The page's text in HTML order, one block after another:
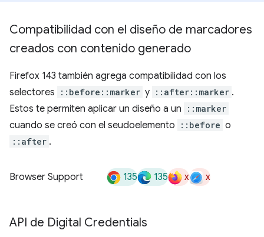
Compatibilidad con el diseño de marcadores
creados con contenido generado
Firefox 143 también agrega compatibilidad con los
selectores
::before::marker y ::after::marker .
Estos te permiten aplicar un diseño a un
::marker
cuando se creó con el seudoelemento ::before o
::after .
Browser Support 135 135 x x
API de Digital Credentials